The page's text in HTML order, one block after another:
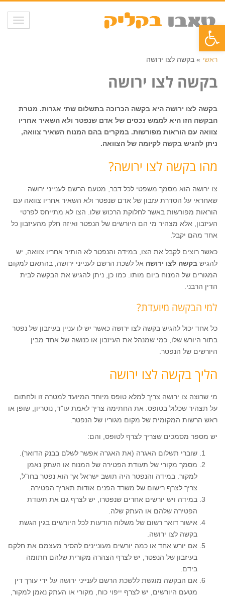
פתח סרגל נגישות
ראשי » בקשה לצו ירושה
בקשה לצו ירושה
בקשה לצו ירושה היא בקשה הכרוכה בתשלום שתי אגרות. מטרת
הבקשה הזו היא לממש נכסים של אדם שנפטר ולא השאיר אחריו
צוואה עם הוראות מפורשות. במקרים בהם המנוח השאיר צוואה,
ניתן להגיש בקשה לקיומה של הצוואה.
מהו בקשה לצו ירושה?
צו ירושה הוא מסמך משפטי לכל דבר, מטעם הרשם לענייני ירושה
שאחראי על הסדרת עזבון של אדם שנפטר ולא השאיר אחריו צוואה עם
הוראות מפורשות באשר לחלוקת הרכוש שלו. הצו לא מתייחס לפרטי
העיזבון, אלא מצהיר מי הם היורשים של הנפטר ואיזה חלק מהעיזבון כל
אחד מהם יקבל.
כאשר רוצים לקבל את הצו, במידה והנפטר לא הותיר אחריו צוואה, יש
להגיש בקשה לצו ירושה אל לשכת הרשם לענייני ירושה, בהתאם למקום
המגורים של המנוח ביום מותו. כמו כן, ניתן להגיש את הבקשה לבית
הדין הרבני.
למי הבקשה מיועדת?
כל אחד יכול להגיש בקשה לצו ירושה כאשר יש לו עניין בעיזבון של נפטר
בתור היורש שלו, כמי שמנהל את העיזבון או כנושה של אחד מבין
היורשים של הנפטר.
הליך בקשה לצו ירושה
מי שרוצה צו ירושה צריך למלא טופס מיוחד המיועד למטרה זו ולחתום
על תצהיר שכלול בטופס. את החתימה צריך לאמת עו"ד, נוטריון, שופן או
ראש הרשות המקומית של מקום מגוריו של הנפטר.
יש מספר מסמכים שצריך לצרף לטופס, והם:
שוברי תשלום האגרה (את האגרה אפשר לשלם בבנק הדואר).
מסמך מקורי של תעודת הפטירה של המנוח או העתק נאמן
למקור. במידה והנפטר היה תושב ישראל אך הוא נפטר בחו"ל,
צריך לצרף רישום של משרד הפנים אודות תאריך הפטירה.
במידה ויש יורשים אחרים שנפטרו, יש לצרף גם את תעודת
הפטירה שלהם או העתק שלה.
אישור דואר רשום של משלוח הודעות לכל היורשים בגין הגשת
בקשה לצו ירושה.
אם יורש אחד או כמה יורשים מעוניינים להסיר מעצמם את חלקם
בעיזבון של הנפטר, יש לצרף הצהרה מקורית שלהם חתומה
בידם.
אם הבקשה מוגשת ללשכת הרשם לענייני ירושה על ידי עורך דין
מטעם היורשים, יש לצרף ייפוי כוח, מקורי או העתק נאמן למקור,